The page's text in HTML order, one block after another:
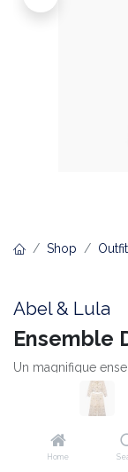
Home
Shop
Abel & Lula
Ensemble
Un magnifique
composé d’une
décoratifs et
boutons dorés
communion ou